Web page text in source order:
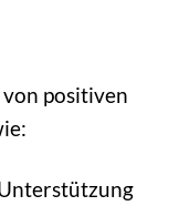
positiven